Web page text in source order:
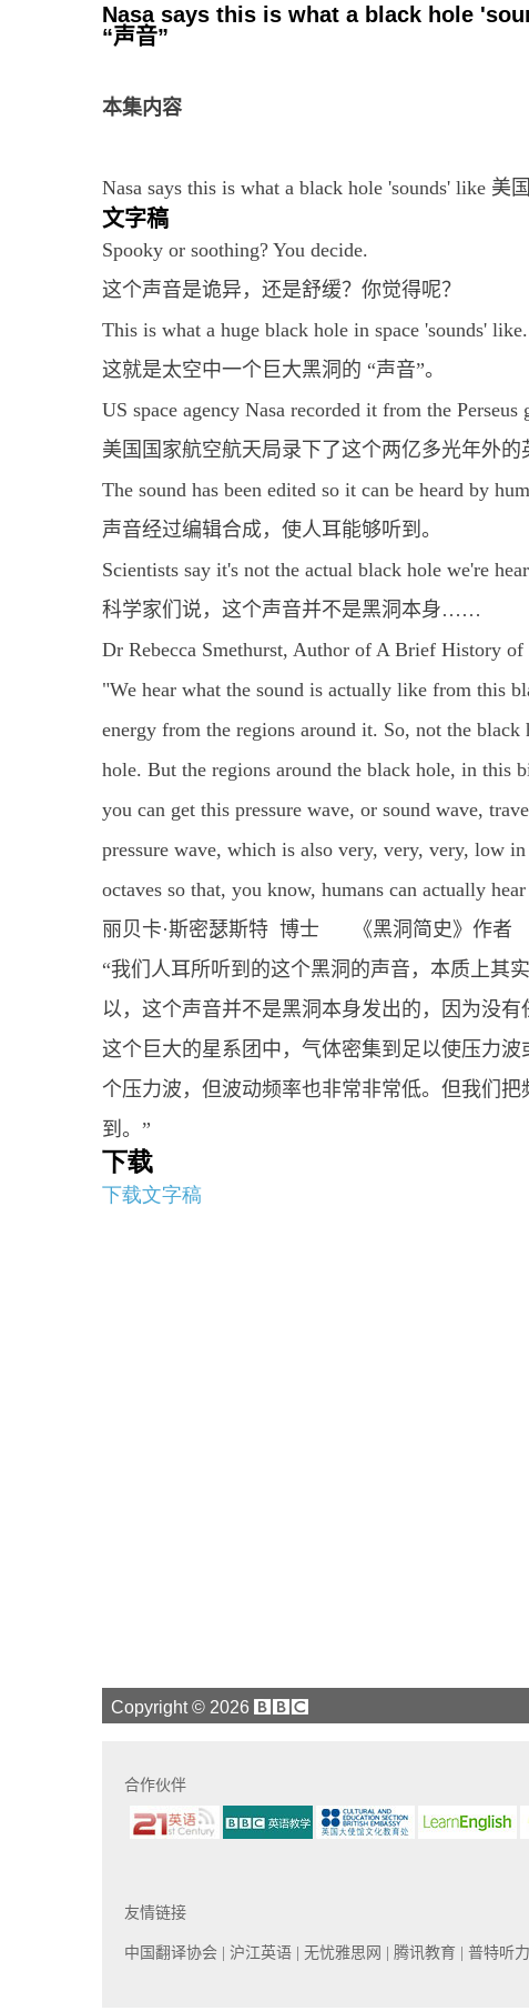
Nasa says this is what a black hole
“声音”
本集内容
Nasa says this is what a black hole 'sounds' like
文字稿
Spooky or soothing? You decide.
这个声音是诡异，还是舒缓？你觉得呢？
This is what a huge black hole in space 'sounds' like.
这就是太空中一个巨大黑洞的 “声音”。
US space agency Nasa recorded it from the
美国国家航空航天局录下了这个两亿多光年外的
The sound has been edited so it can be heard by
声音经过编辑合成，使人耳能够听到。
Scientists say it's not the actual black hole we're
科学家们说，这个声音并不是黑洞本身……
Dr Rebecca Smethurst, Author of A Brief History
"We hear what the sound is actually like from this
energy from the regions around it. So, not the black
hole. But the regions around the black hole, in this
you can get this pressure wave, or sound wave,
pressure wave, which is also very, very, very, low
octaves so that, you know, humans can actually
丽贝卡·斯密瑟斯特 博士 《黑洞简史》作者
“我们人耳所听到的这个黑洞的声音，本质上其
以，这个声音并不是黑洞本身发出的，因为没
这个巨大的星系团中，气体密集到足以使压力
个压力波，但波动频率也非常非常低。但我们
到。”
下载
下载文字稿
Copyright © 2026
合作伙伴
友情链接
中国翻译协会 | 沪江英语 | 无忧雅思网 | 腾讯教育 | 普特听力